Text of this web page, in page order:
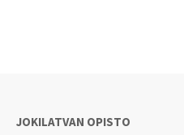
JOKILATVAN OPISTO